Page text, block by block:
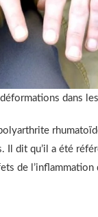
dans
dit qu’il a été
de